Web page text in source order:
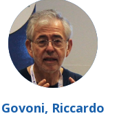
Govoni, Riccardo